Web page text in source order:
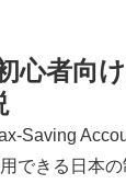
心者向
Saving
できる日本